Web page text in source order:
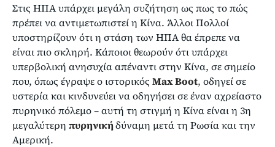
Στις ΗΠΑ υπάρχει μεγάλη συζήτηση ως πως το πώς
πρέπει να αντιμετωπιστεί η Κίνα. Άλλοι Πολλοί
υποστηρίζουν ότι η στάση των ΗΠΑ θα έπρεπε να
είναι πιο σκληρή. Κάποιοι θεωρούν ότι υπάρχει
υπερβολική ανησυχία απέναντι στην Κίνα, σε σημείο
που, όπως έγραψε ο ιστορικός Max Boot, οδηγεί σε
υστερία και κινδυνεύει να οδηγήσει σε έναν αχρείαστο
πυρηνικό πόλεμο – αυτή τη στιγμή η Κίνα είναι η 3η
μεγαλύτερη πυρηνικήδύναμη μετά τη Ρωσία και την
Αμερική.